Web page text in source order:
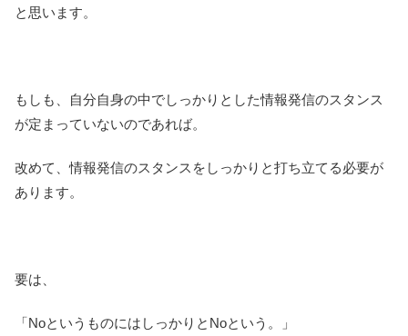
と思います。
もしも、自分自身の中でしっかりとした情報発信のスタンス
が定まっていないのであれば。
改めて、情報発信のスタンスをしっかりと打ち立てる必要が
あります。
要は、
「NoというものにはしっかりとNoという。」